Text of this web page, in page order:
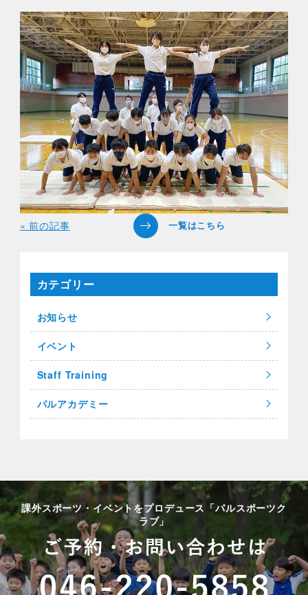
« 前の記事
カテゴリー
お知らせ
イベント
Staff Training
パルアカデミー
課外スポーツ・イベントをプロデュース「パルスポーツク
ラブ」